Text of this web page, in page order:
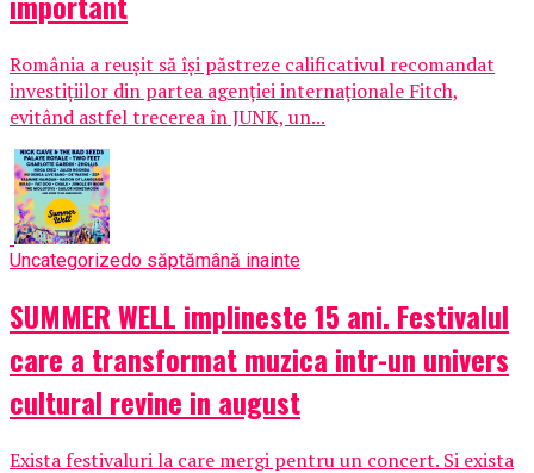
România a reușit să își păstreze calificativul recomandat
investițiilor din partea agenției internaționale Fitch,
evitând astfel trecerea în JUNK, un...
Uncategorizedo săptămână inainte
SUMMER WELL implineste 15 ani. Festivalul
care a transformat muzica intr-un univers
cultural revine in august
Exista festivaluri la care mergi pentru un concert. Si exista